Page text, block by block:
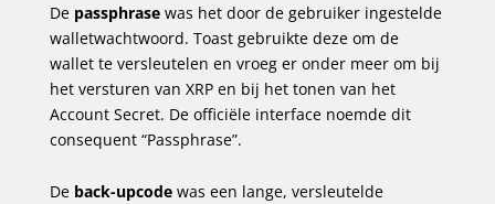
De passphrasewas het door de gebruiker ingestelde
walletwachtwoord. Toast gebruikte deze om de
wallet te versleutelen en vroeg er onder meer om bij
het versturen van XRP en bij het tonen van het
Account Secret. De officiële interface noemde dit
consequent “Passphrase”.
De back-upcodewas een lange, versleutelde